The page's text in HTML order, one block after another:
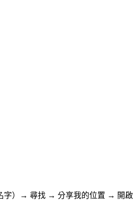
字）→ 尋找 → 分享我的位置 → 開啟